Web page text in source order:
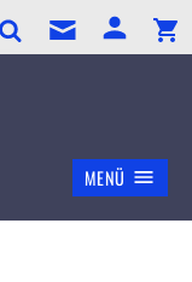
MENÜ